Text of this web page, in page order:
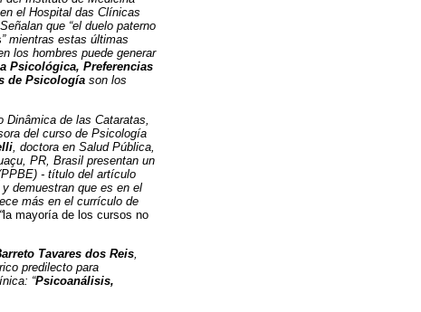
el Hospital das Clínicas
Señalan que “el duelo paterno
” mientras estas últimas
los hombres puede generar
Psicológica, Preferencias
de Psicología son los
Dinâmica de las Cataratas,
del curso de Psicología
, doctora en Salud Pública,
PR, Brasil presentan un
- título del artículo
y demuestran que es en el
más en el currículo de
la mayoría de los cursos no
Tavares dos Reis
predilecto para
“Psicoanálisis,